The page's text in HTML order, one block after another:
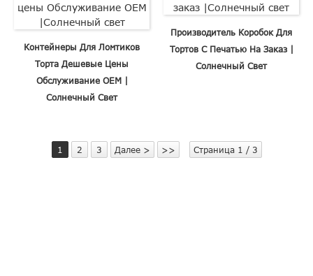
Контейнеры Для Ломтиков
Торта Дешевые Цены
Обслуживание OEM |
Солнечный Свет
Производитель Коробок Для
Тортов С Печатью На Заказ |
Солнечный Свет
1 2 3 Далее > >> Страница 1 / 3